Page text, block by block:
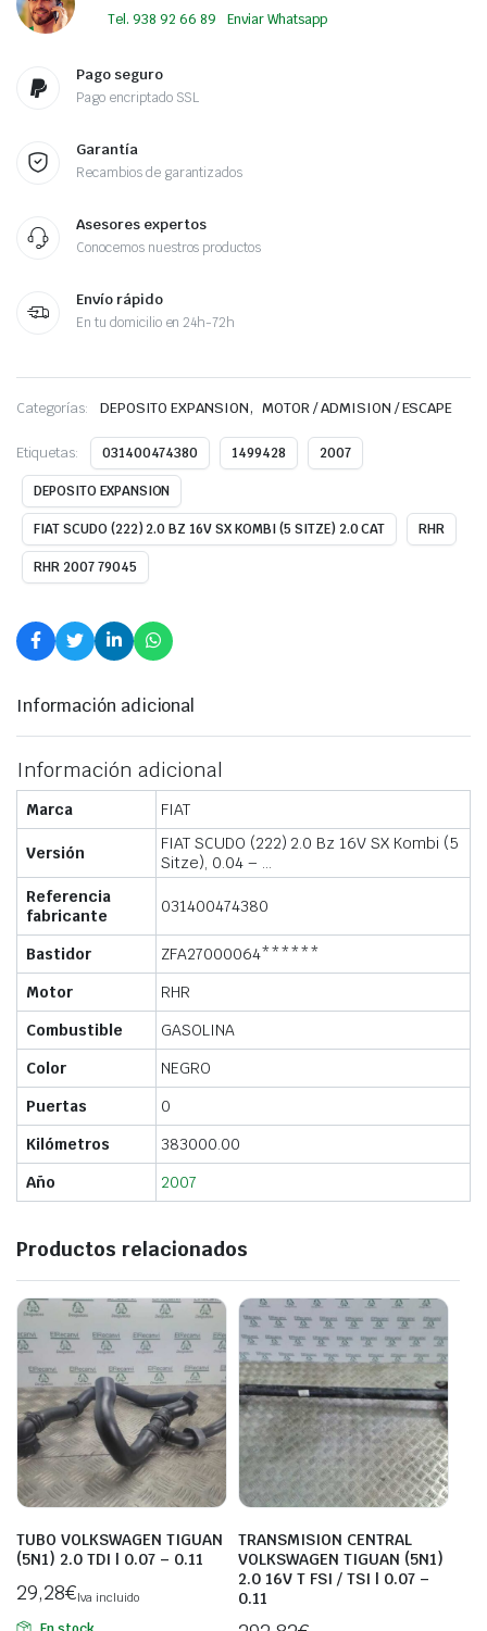
Tel. 938 92 66 89 Enviar Whatsapp
Pago seguro
Pago encriptado SSL
Garantía
Recambios de garantizados
Asesores expertos
Conocemos nuestros productos
Envío rápido
En tu domicilio en 24h-72h
Categorías: DEPOSITO EXPANSION, MOTOR / ADMISION / ESCAPE
Etiquetas: 031400474380 1499428 2007
DEPOSITO EXPANSION
FIAT SCUDO (222) 2.0 BZ 16V SX KOMBI (5 SITZE) 2.0 CAT RHR
RHR 2007 79045
Información adicional
Información adicional
Marca FIAT
Versión
FIAT SCUDO (222) 2.0 Bz 16V SX Kombi (5
Sitze), 0.04 – …
Referencia
fabricante
031400474380
Bastidor
ZFA27000064******
Motor
RHR
Combustible
GASOLINA
Color
NEGRO
Puertas
0
Kilómetros
383000.00
Año
2007
Productos relacionados
TUBO VOLKSWAGEN TIGUAN
(5N1) 2.0 TDI | 0.07 – 0.11
29,28€Iva incluido
TRANSMISION CENTRAL
VOLKSWAGEN TIGUAN (5N1)
2.0 16V T FSI / TSI | 0.07 –
0.11